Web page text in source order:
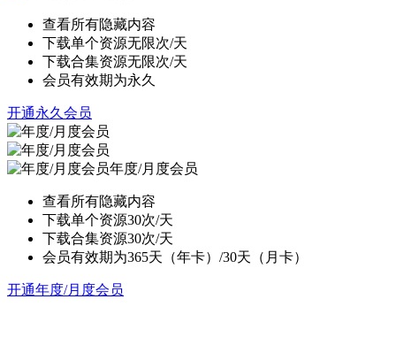
查看所有隐藏内容
下载单个资源无限次/天
下载合集资源无限次/天
会员有效期为永久
开通永久会员
年度/月度会员
查看所有隐藏内容
下载单个资源30次/天
下载合集资源30次/天
会员有效期为365天（年卡）/30天（月卡）
开通年度/月度会员